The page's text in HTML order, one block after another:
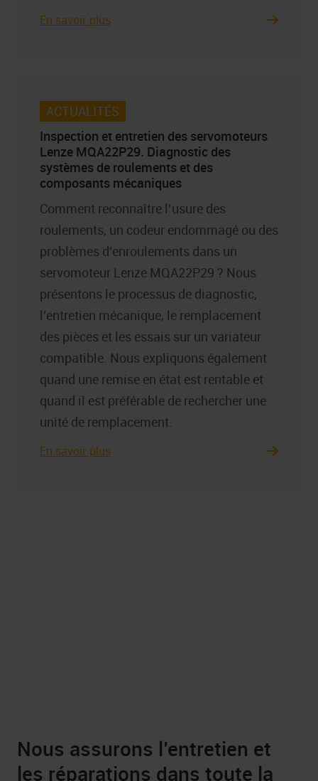
En savoir plus
ACTUALITÉS
Inspection et entretien des servomoteurs
Lenze MQA22P29. Diagnostic des
systèmes de roulements et des
composants mécaniques
Comment reconnaître l’usure des
roulements, un codeur endommagé ou des
problèmes d’enroulements dans un
servomoteur Lenze MQA22P29 ? Nous
présentons le processus de diagnostic,
l’entretien mécanique, le remplacement
des pièces et les essais sur un variateur
compatible. Nous expliquons également
quand une remise en état est rentable et
quand il est préférable de rechercher une
unité de remplacement.
En savoir plus
Nous assurons l’entretien et
les réparations dans toute la